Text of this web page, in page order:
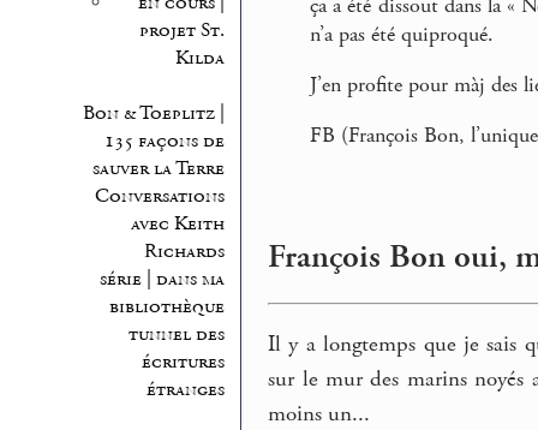
projet St.
Kilda
Bon & Toeplitz |
135 façons de
sauver la Terre
Conversations
avec Keith
Richards
série | dans ma
bibliothèque
tunnel des
écritures
étranges
ça a été dissout dans la «
n’a pas été quiproqué.
J’en profite pour màj des
FB (François Bon,
François Bon oui,
Il y a longtemps que je sais
sur le mur des marins noyés
moins un...